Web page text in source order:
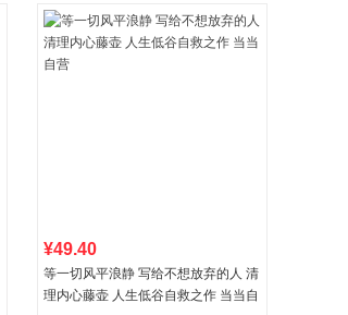
¥49.40
等一切风平浪静 写给不想放弃的人 清
理内心藤壶 人生低谷自救之作 当当自